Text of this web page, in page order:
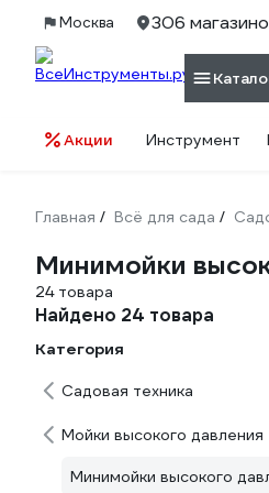
Москва 306
Акции Инструмент
Главная / Всё для сада /
Минимойки
24 товара
Найдено 24 товара
Категория
Садовая техника
Мойки высокого давления
Минимойки высокого